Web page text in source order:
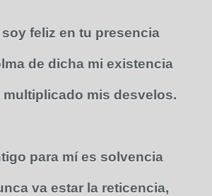
feliz en tu presencia
de dicha mi existencia
multiplicado mis desvelos.
para mí es solvencia
va estar la reticencia,